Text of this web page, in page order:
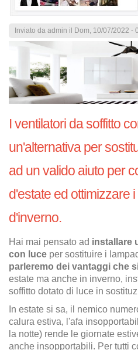
Inviato da admin il Dom, 10/07/2022 -
I ventilatori da soffitto
un'alternativa per
ad un valido aiuto per
d'estate ed ottimizzare
d'inverno.
Hai mai pensato ad installare
con luce per sostituire i
parleremo dei vantaggi che
estate ma anche in inverno,
soffitto dotato di luce in
In estate si sa, il nemico
calura estiva, l'afa
la notte) rende le giornate
anche insopportabili. Per tutti